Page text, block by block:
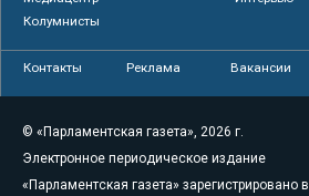
Колумнисты
Контакты Реклама Вакансии
© «Парламентская газета», 2026 г.
Электронное периодическое издание
«Парламентская газета» зарегистрировано в